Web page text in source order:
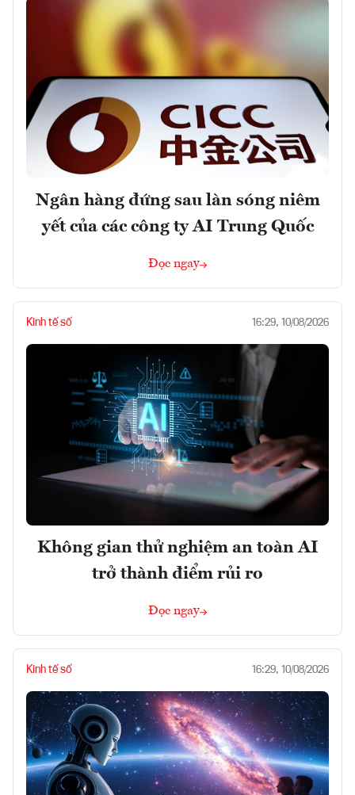
Ngân hàng đứng sau làn sóng niêm
yết của các công ty AI Trung Quốc
Đọc ngay
Kinh tế số 16:29, 10/08/2026
Không gian thử nghiệm an toàn AI
trở thành điểm rủi ro
Đọc ngay
Kinh tế số 16:29, 10/08/2026